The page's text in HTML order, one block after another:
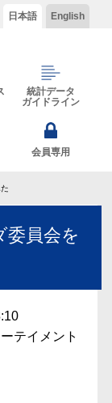
日本語 English
統計データ
ガイドライン
会員専用
員会を
テイメント